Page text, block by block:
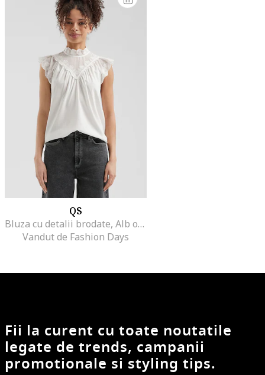
QS
Bluza cu detalii brodate, Alb optic
Vandut de Fashion Days
Fii la curent cu toate noutatile
legate de trends, campanii
promotionale si styling tips.